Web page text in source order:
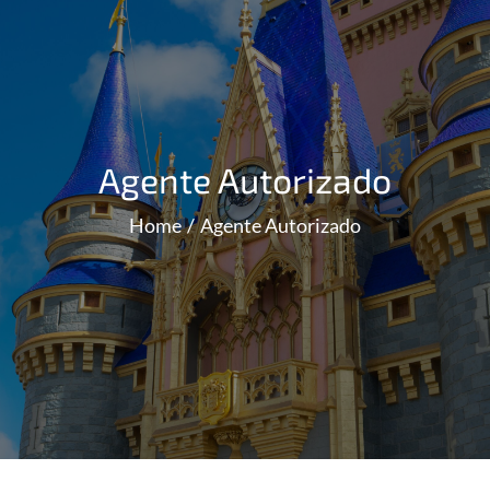
Agente Autorizado
Home Agente Autorizado